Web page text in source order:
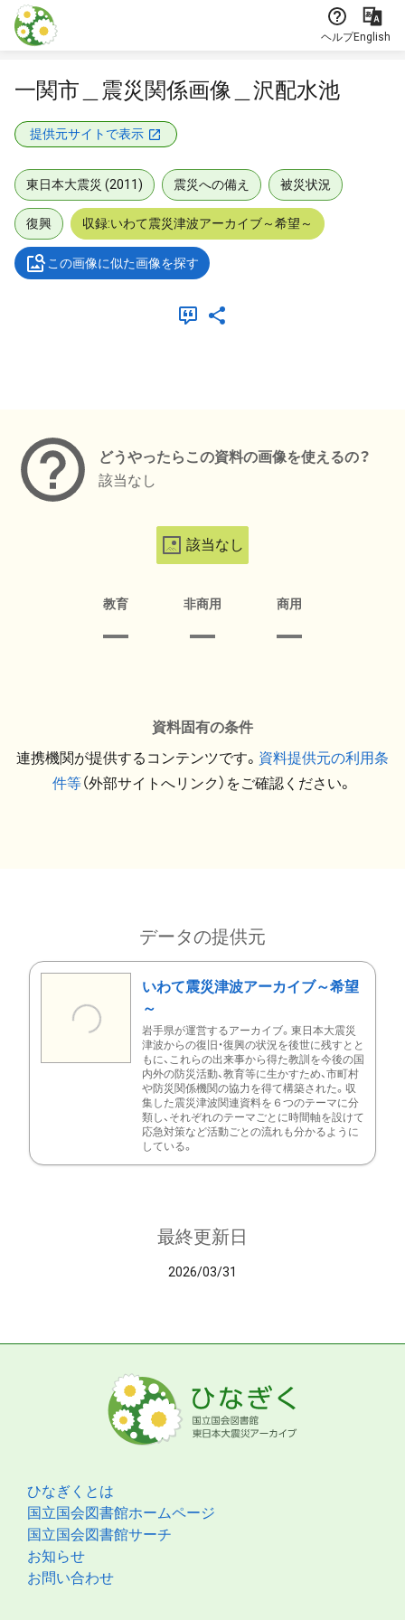
本文に飛ぶ
ヘルプEnglish
一関市＿震災関係画像＿沢配水池
提供元サイトで表示
東日本大震災 (2011) 震災への備え 被災状況
復興 収録:いわて震災津波アーカイブ～希望～
この画像に似た画像を探す
どうやったらこの資料の画像を使えるの？
該当なし
該当なし
教育 非商用 商用
資料固有の条件
連携機関が提供するコンテンツです。 資料提供元の利用条
件等（外部サイトへリンク）をご確認ください。
データの提供元
いわて震災津波アーカイブ～希望
～
岩手県が運営するアーカイブ。東日本大震災
津波からの復旧・復興の状況を後世に残すとと
もに、これらの出来事から得た教訓を今後の国
内外の防災活動、教育等に生かすため、市町村
や防災関係機関の協力を得て構築された。収
集した震災津波関連資料を６つのテーマに分
類し、それぞれのテーマごとに時間軸を設けて
応急対策など活動ごとの流れも分かるように
している。
最終更新日
2026/03/31
ひなぎくとは
国立国会図書館ホームページ
国立国会図書館サーチ
お知らせ
お問い合わせ